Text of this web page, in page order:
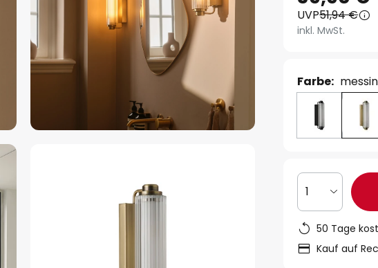
UVP51,94 €
inkl. MwSt.
Farbe:
1
50 Tage
Kauf auf